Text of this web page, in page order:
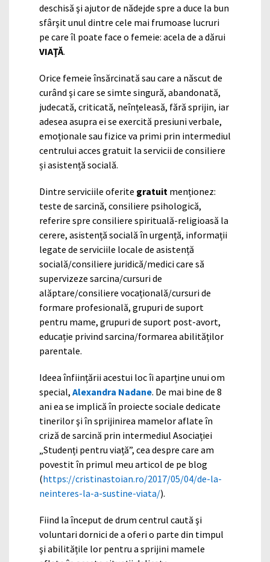
deschisă şi ajutor de nădejde spre a duce la bun
sfârşit unul dintre cele mai frumoase lucruri
pe care îl poate face o femeie: acela de a dărui
VIAŢĂ.
Orice femeie însărcinată sau care a născut de
curând şi care se simte singură, abandonată,
judecată, criticată, neînțeleasă, fără sprijin, iar
adesea asupra ei se exercită presiuni verbale,
emoționale sau fizice va primi prin intermediul
centrului acces gratuit la servicii de consiliere
și asistență socială.
Dintre serviciile oferite gratuit menționez:
teste de sarcină, consiliere psihologică,
referire spre consiliere spirituală-religioasă la
cerere, asistență socială în urgență, informații
legate de serviciile locale de asistență
socială/consiliere juridică/medici care să
supervizeze sarcina/cursuri de
alăptare/consiliere vocațională/cursuri de
formare profesională, grupuri de suport
pentru mame, grupuri de suport post-avort,
educație privind sarcina/formarea abilităților
parentale.
Ideea înființării acestui loc îi aparține unui om
special, Alexandra Nadane. De mai bine de 8
ani ea se implică în proiecte sociale dedicate
tinerilor şi în sprijinirea mamelor aflate în
criză de sarcină prin intermediul Asociației
„Studenți pentru viață”, cea despre care am
povestit în primul meu articol de pe blog
(https://cristinastoian.ro/2017/05/04/de-la-
neinteres-la-a-sustine-viata/).
Fiind la început de drum centrul caută şi
voluntari dornici de a oferi o parte din timpul
şi abilitățile lor pentru a sprijini mamele